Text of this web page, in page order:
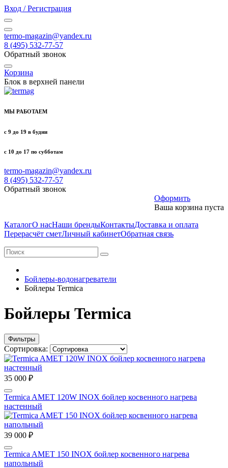
Вход / Регистрация
termo-magazin@yandex.ru
8 (495) 532-77-57
Обратный звонок
Корзина
Блок в верхней панели
МЫ РАБОТАЕМ
с 9 до 19 в будни
с 10 до 17 по субботам
termo-magazin@yandex.ru
8 (495) 532-77-57
Обратный звонок
Оформить
Ваша корзина пуста
КаталогО насНаши брендыКонтактыДоставка и оплата
Перерасчёт сметЛичный кабинетОбратная связь
Бойлеры-водонагреватели
Бойлеры Termica
Бойлеры Termica
Фильтры
Сортировка:
35 000 ₽
Termica AMET 120W INOX бойлер косвенного нагрева
настенный
39 000 ₽
Termica AMET 150 INOX бойлер косвенного нагрева
напольный